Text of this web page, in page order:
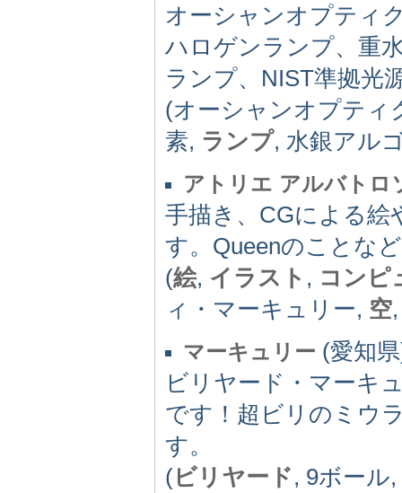
オーシャンオプティ
ハロゲンランプ、重
ランプ、NIST準拠光
(オーシャンオプティ
素, ランプ, 水銀アル
アトリエ アルバトロ
手描き、CGによる絵
す。Queenのことな
(絵, イラスト , コンピ
ィ・マーキュリー, 空
マーキュリー (愛知
ビリヤード・マーキ
です！超ビリのミウ
す。
(ビリヤード, 9ボール,